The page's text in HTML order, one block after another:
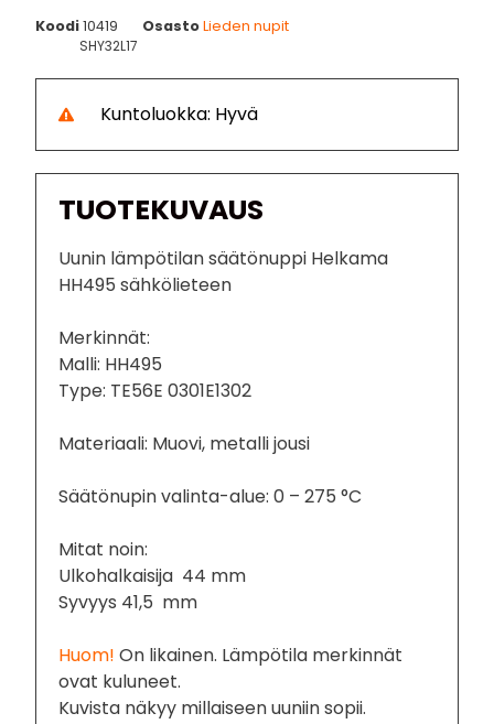
Koodi10419 OsastoLieden nupit
SHY32L17
Kuntoluokka: Hyvä
TUOTEKUVAUS
Uunin lämpötilan säätönuppi Helkama
HH495 sähkölieteen
Merkinnät:
Malli: HH495
Type: TE56E 0301E1302
Materiaali: Muovi, metalli jousi
Säätönupin valinta-alue: 0 – 275 °C
Mitat noin:
Ulkohalkaisija 44 mm
Syvyys 41,5 mm
Huom! On likainen. Lämpötila merkinnät
ovat kuluneet.
Kuvista näkyy millaiseen uuniin sopii.